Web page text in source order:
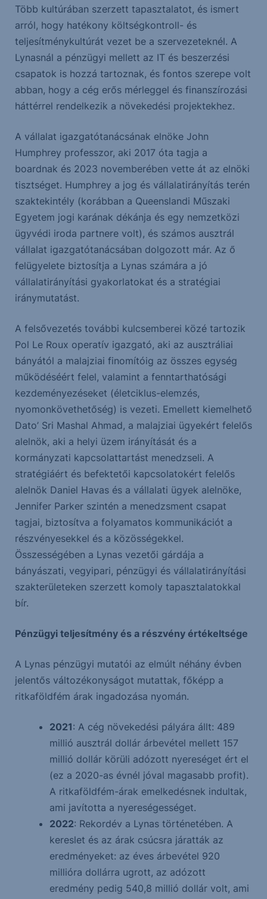
Több kultúrában szerzett tapasztalatot, és ismert
arról, hogy hatékony költségkontroll- és
teljesítménykultúrát vezet be a szervezeteknél. A
Lynasnál a pénzügyi mellett az IT és beszerzési
csapatok is hozzá tartoznak, és fontos szerepe volt
abban, hogy a cég erős mérleggel és finanszírozási
háttérrel rendelkezik a növekedési projektekhez.
A vállalat igazgatótanácsának elnöke John
Humphrey professzor, aki 2017 óta tagja a
boardnak és 2023 novemberében vette át az elnöki
tisztséget. Humphrey a jog és vállalatirányítás terén
szaktekintély (korábban a Queenslandi Műszaki
Egyetem jogi karának dékánja és egy nemzetközi
ügyvédi iroda partnere volt), és számos ausztrál
vállalat igazgatótanácsában dolgozott már. Az ő
felügyelete biztosítja a Lynas számára a jó
vállalatirányítási gyakorlatokat és a stratégiai
iránymutatást.
A felsővezetés további kulcsemberei közé tartozik
Pol Le Roux operatív igazgató, aki az ausztráliai
bányától a malajziai finomítóig az összes egység
működéséért felel, valamint a fenntarthatósági
kezdeményezéseket (életciklus-elemzés,
nyomonkövethetőség) is vezeti. Emellett kiemelhető
Dato’ Sri Mashal Ahmad, a malajziai ügyekért felelős
alelnök, aki a helyi üzem irányítását és a
kormányzati kapcsolattartást menedzseli. A
stratégiáért és befektetői kapcsolatokért felelős
alelnök Daniel Havas és a vállalati ügyek alelnöke,
Jennifer Parker szintén a menedzsment csapat
tagjai, biztosítva a folyamatos kommunikációt a
részvényesekkel és a közösségekkel.
Összességében a Lynas vezetői gárdája a
bányászati, vegyipari, pénzügyi és vállalatirányítási
szakterületeken szerzett komoly tapasztalatokkal
bír.
Pénzügyi teljesítmény és a részvény értékeltsége
A Lynas pénzügyi mutatói az elmúlt néhány évben
jelentős változékonyságot mutattak, főképp a
ritkaföldfém árak ingadozása nyomán.
2021: A cég növekedési pályára állt: 489
millió ausztrál dollár árbevétel mellett 157
millió dollár körüli adózott nyereséget ért el
(ez a 2020-as évnél jóval magasabb profit).
A ritkaföldfém-árak emelkedésnek indultak,
ami javította a nyereségességet.
2022: Rekordév a Lynas történetében. A
kereslet és az árak csúcsra járatták az
eredményeket: az éves árbevétel 920
millióra dollárra ugrott, az adózott
eredmény pedig 540,8 millió dollár volt, ami